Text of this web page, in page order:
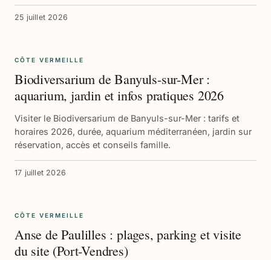
25 juillet 2026
CÔTE VERMEILLE
Biodiversarium de Banyuls-sur-Mer :
aquarium, jardin et infos pratiques 2026
Visiter le Biodiversarium de Banyuls-sur-Mer : tarifs et
horaires 2026, durée, aquarium méditerranéen, jardin sur
réservation, accès et conseils famille.
17 juillet 2026
CÔTE VERMEILLE
Anse de Paulilles : plages, parking et visite
du site (Port-Vendres)